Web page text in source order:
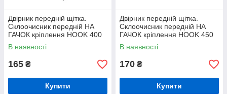
Двірник передній щітка.
Склоочисник передній НА
ГАЧОК кріплення HOOK 400
мм
В наявності
165 ₴
Купити
Двірник передній щітка.
Склоочисник передній НА
ГАЧОК кріплення HOOK 450
мм
В наявності
170 ₴
Купити